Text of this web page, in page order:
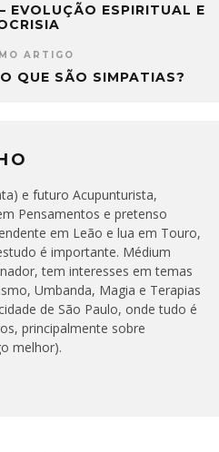
EVOLUÇÃO ESPIRITUAL E
ARTIGO
QUE SÃO SIMPATIAS?
e futuro Acupunturista,
Pensamentos e pretenso
em Leão e lua em Touro,
é importante. Médium
tem interesses em temas
Umbanda, Magia e Terapias
de São Paulo, onde tudo é
principalmente sobre
melhor).